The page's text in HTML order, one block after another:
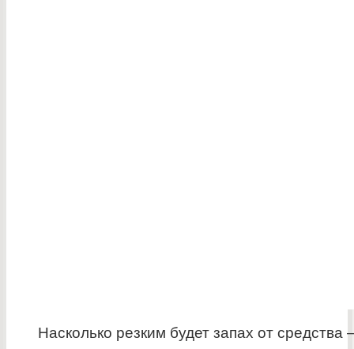
Насколько резким будет запах от средства